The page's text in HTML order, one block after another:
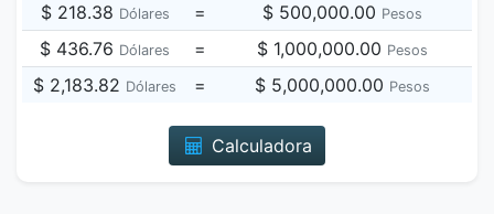
$ 218.38 Dólares = $ 500,000.00 Pesos
$ 436.76 Dólares = $ 1,000,000.00 Pesos
$ 2,183.82 Dólares = $ 5,000,000.00 Pesos
Calculadora